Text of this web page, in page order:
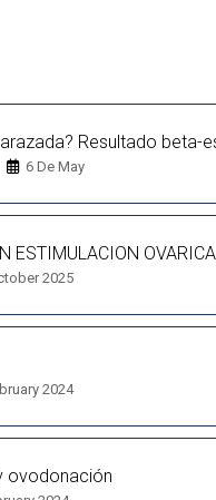
Resultado beta-
6 De May
ESTIMULACION OVARICA
2025
2024
ovodonación